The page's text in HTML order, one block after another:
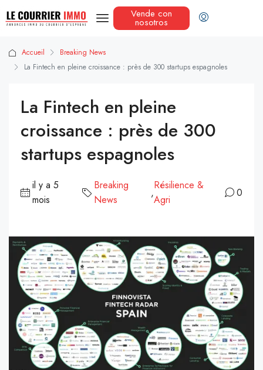
Vende con
nosotros
Accueil
Breaking News
La Fintech en pleine croissance : près de 300 startups espagnoles
La Fintech en pleine
croissance : près de 300
startups espagnoles
il y a 5
mois
Breaking
News
,
Résilience &
Agri
0